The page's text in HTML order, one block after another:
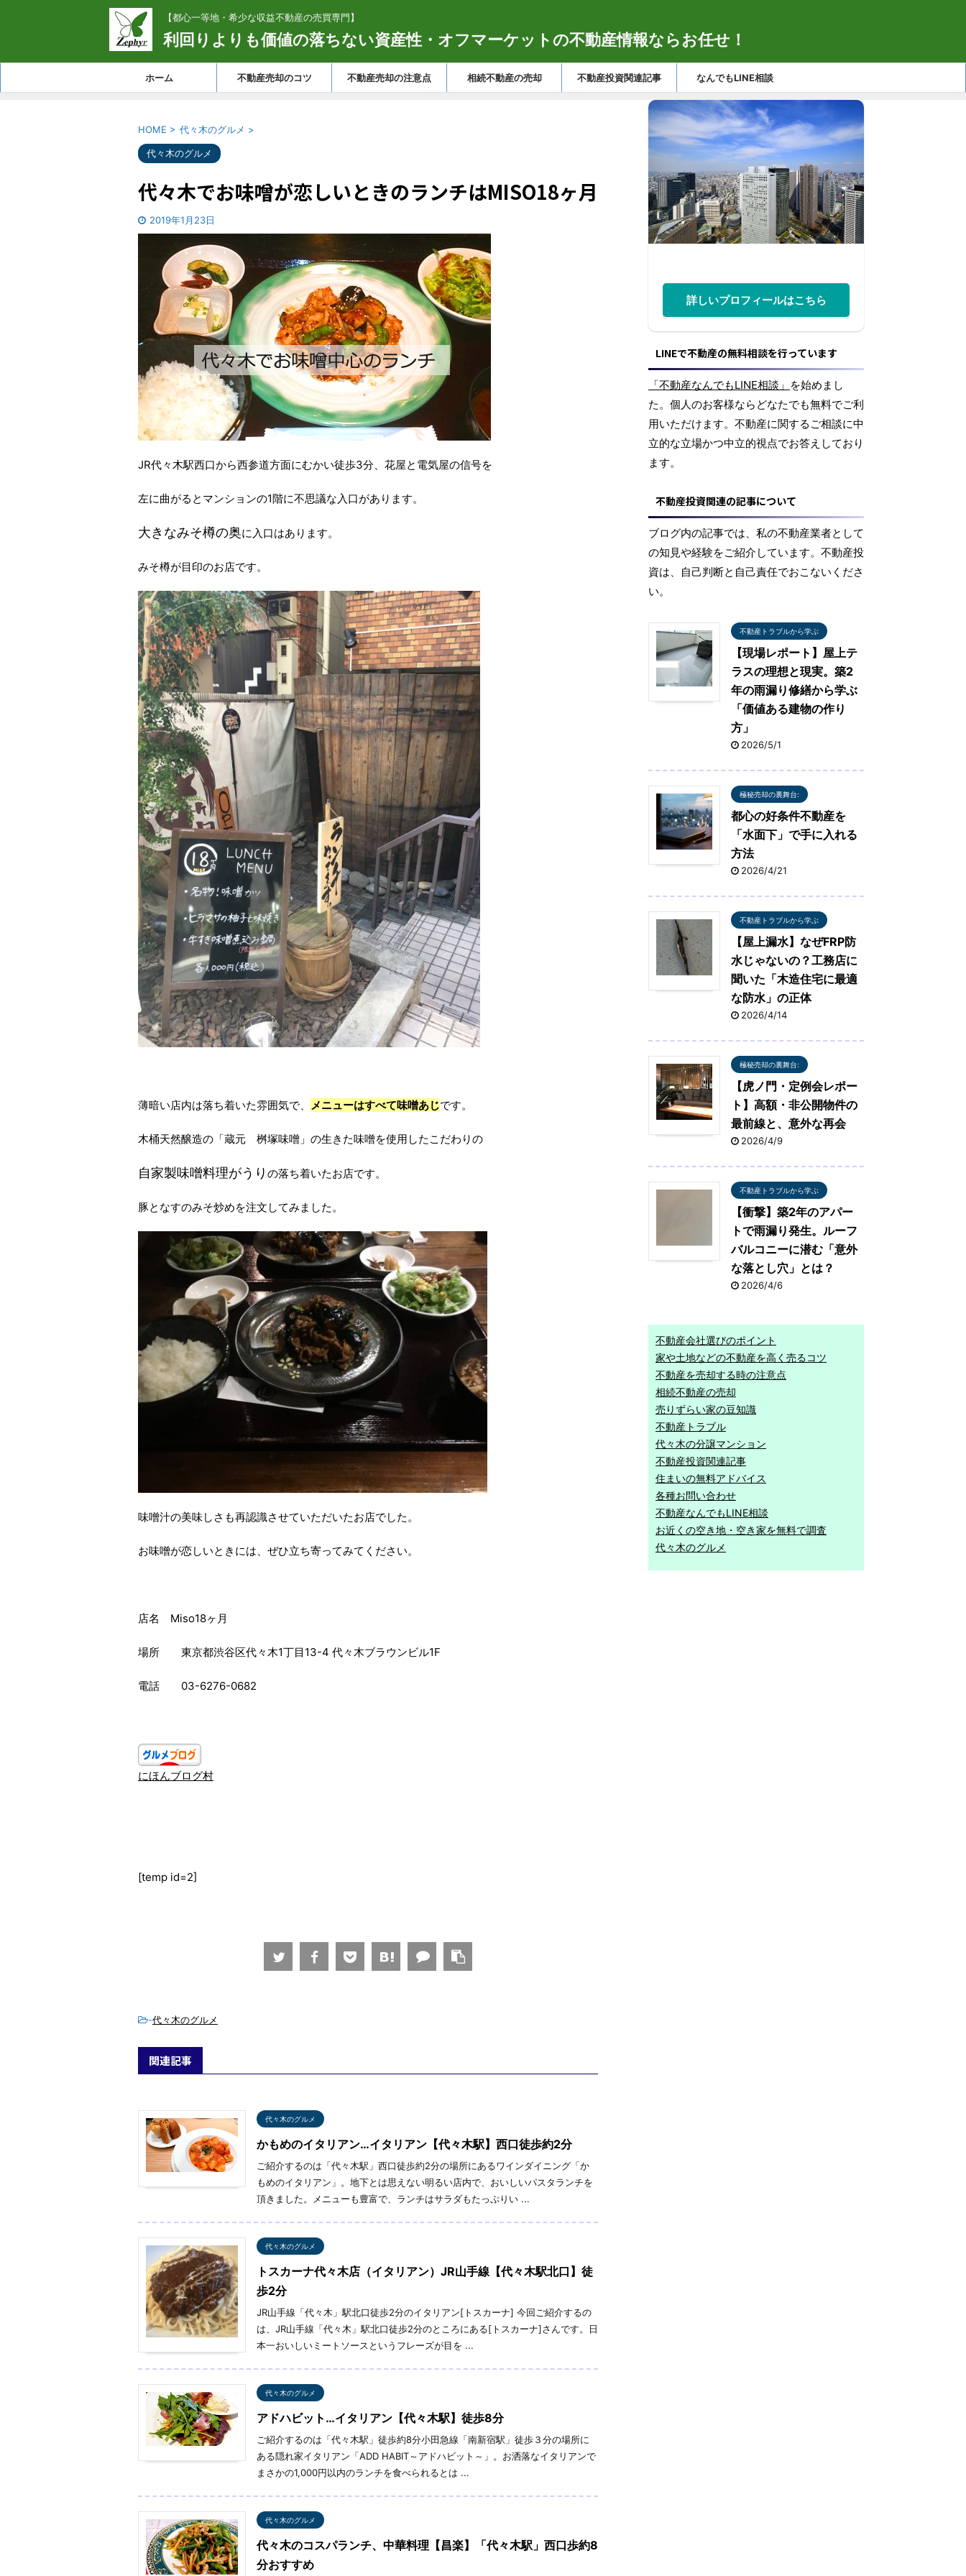
【都心一等地・希少な収益不動産の売買専門】
利回りよりも価値の落ちない資産性・オフマーケットの不動産情報ならお任せ！
ホーム 不動産売却のコツ 不動産売却の注意点 相続不動産の売却 不動産投資関連記事 なんでもLINE相談
HOME > 代々木のグルメ >
代々木のグルメ
代々木でお味噌が恋しいときのランチはMISO18ヶ月
2019年1月23日
JR代々木駅西口から西参道方面にむかい徒歩3分、花屋と電気屋の信号を
左に曲がるとマンションの1階に不思議な入口があります。
大きなみそ樽の奥に入口はあります。
みそ樽が目印のお店です。
薄暗い店内は落ち着いた雰囲気で、 メニューはすべて味噌あじです。
木桶天然醸造の「蔵元 桝塚味噌」の生きた味噌を使用したこだわりの
自家製味噌料理がうり の落ち着いたお店です。
豚となすのみそ炒めを注文してみました。
味噌汁の美味しさも再認識させていただいたお店でした。
お味噌が恋しいときには、ぜひ立ち寄ってみてください。
店名 Miso18ヶ月
場所 東京都渋谷区代々木1丁目13-4 代々木ブラウンビル1F
電話 03-6276-0682
にほんブログ村
[temp id=2]
-代々木のグルメ
関連記事
代々木のグルメ
かもめのイタリアン…イタリアン【代々木駅】西口徒歩約2分
ご紹介するのは「代々木駅」西口徒歩約2分の場所にあるワインダイニング「か
もめのイタリアン」。地下とは思えない明るい店内で、おいしいパスタランチを
頂きました。メニューも豊富で、ランチはサラダもたっぷりい ...
代々木のグルメ
トスカーナ代々木店（イタリアン）JR山手線【代々木駅北口】徒
歩2分
JR山手線「代々木」駅北口徒歩2分のイタリアン[トスカーナ] 今回ご紹介するの
は、JR山手線「代々木」駅北口徒歩2分のところにある[トスカーナ]さんです。日
本一おいしいミートソースというフレーズが目を ...
代々木のグルメ
アドハビット…イタリアン【代々木駅】徒歩8分
ご紹介するのは「代々木駅」徒歩約8分小田急線「南新宿駅」徒歩３分の場所に
ある隠れ家イタリアン「ADD HABIT～アドハビット～」。お洒落なイタリアンで
まさかの1,000円以内のランチを食べられるとは ...
代々木のグルメ
代々木のコスパランチ、中華料理【昌楽】「代々木駅」西口歩約8
分おすすめ
詳しいプロフィールはこちら
LINEで不動産の無料相談を行っています
「不動産なんでもLINE相談」 を始めまし
た。個人のお客様ならどなたでも無料でご利
用いただけます。不動産に関するご相談に中
立的な立場かつ中立的視点でお答えしており
ます。
不動産投資関連の記事について
ブログ内の記事では、私の不動産業者として
の知見や経験をご紹介しています。不動産投
資は、自己判断と自己責任でおこないくださ
い。
不動産トラブルから学ぶ
【現場レポート】屋上テ
ラスの理想と現実。築2
年の雨漏り修繕から学ぶ
「価値ある建物の作り
方」
2026/5/1
極秘売却の裏舞台:
都心の好条件不動産を
「水面下」で手に入れる
方法
2026/4/21
不動産トラブルから学ぶ
【屋上漏水】なぜFRP防
水じゃないの？工務店に
聞いた「木造住宅に最適
な防水」の正体
2026/4/14
極秘売却の裏舞台:
【虎ノ門・定例会レポー
ト】高額・非公開物件の
最前線と、意外な再会
2026/4/9
不動産トラブルから学ぶ
【衝撃】築2年のアパー
トで雨漏り発生。ルーフ
バルコニーに潜む「意外
な落とし穴」とは？
2026/4/6
不動産会社選びのポイント
家や土地などの不動産を高く売るコツ
不動産を売却する時の注意点
相続不動産の売却
売りずらい家の豆知識
不動産トラブル
代々木の分譲マンション
不動産投資関連記事
住まいの無料アドバイス
各種お問い合わせ
不動産なんでもLINE相談
お近くの空き地・空き家を無料で調査
代々木のグルメ